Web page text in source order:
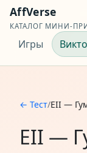
AffVerse
КАТАЛОГ МИНИ-
Игры
← Тест/EII —
EII —